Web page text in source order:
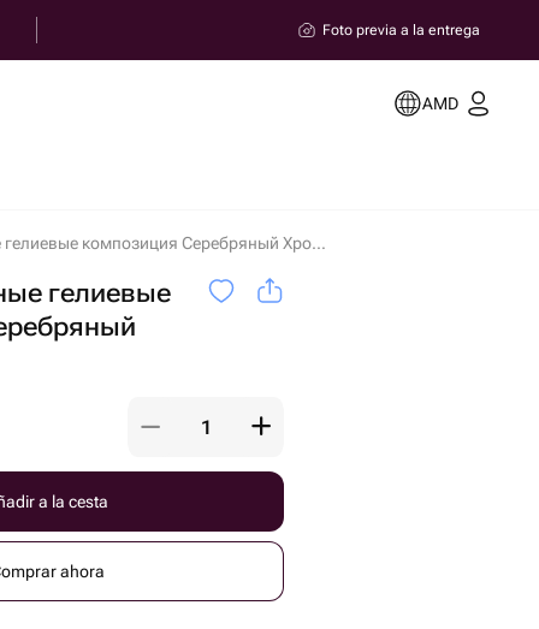
Foto previa a la entrega
AMD
Шары воздушные гелиевые композиция Серебряный Хром 14шт en Ereván
гелиевые
a la cesta
ahora